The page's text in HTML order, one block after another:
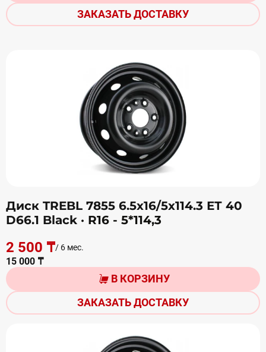
ЗАКАЗАТЬ ДОСТАВКУ
Диск TREBL 7855 6.5х16/5х114.3 ЕТ 40
D66.1 Black · R16 - 5*114,3
2 500 ₸/ 6 мес.
15 000 ₸
В КОРЗИНУ
ЗАКАЗАТЬ ДОСТАВКУ